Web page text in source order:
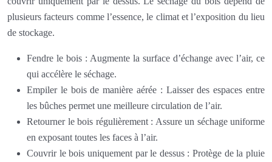
plusieurs facteurs comme l’essence, le climat et l’exposition du lieu
de stockage.
Fendre le bois : Augmente la surface d’échange avec l’air, ce
qui accélère le séchage.
Empiler le bois de manière aérée : Laisser des espaces entre
les bûches permet une meilleure circulation de l’air.
Retourner le bois régulièrement : Assure un séchage uniforme
en exposant toutes les faces à l’air.
Couvrir le bois uniquement par le dessus : Protège de la pluie